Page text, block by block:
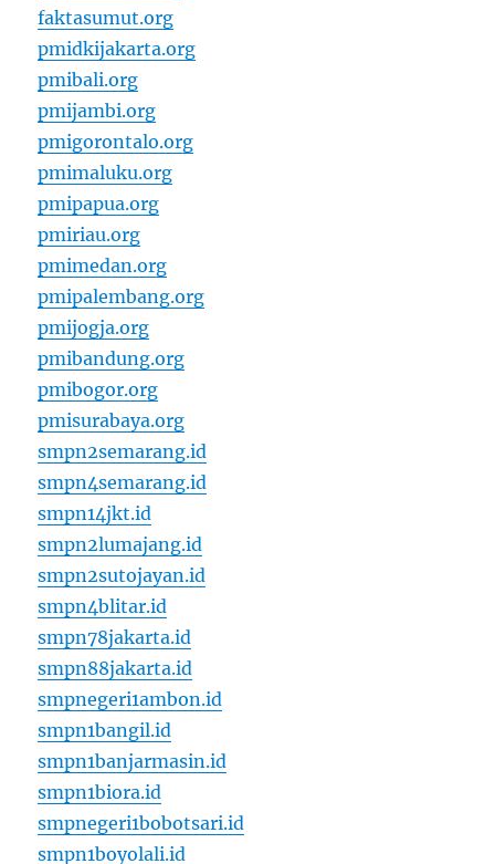
faktasumut.org
pmidkijakarta.org
pmibali.org
pmijambi.org
pmigorontalo.org
pmimaluku.org
pmipapua.org
pmiriau.org
pmimedan.org
pmipalembang.org
pmijogja.org
pmibandung.org
pmibogor.org
pmisurabaya.org
smpn2semarang.id
smpn4semarang.id
smpn14jkt.id
smpn2lumajang.id
smpn2sutojayan.id
smpn4blitar.id
smpn78jakarta.id
smpn88jakarta.id
smpnegeri1ambon.id
smpn1bangil.id
smpn1banjarmasin.id
smpn1biora.id
smpnegeri1bobotsari.id
smpn1boyolali.id